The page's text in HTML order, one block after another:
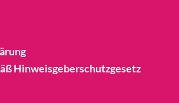
Hinweisgeberschutzgesetz